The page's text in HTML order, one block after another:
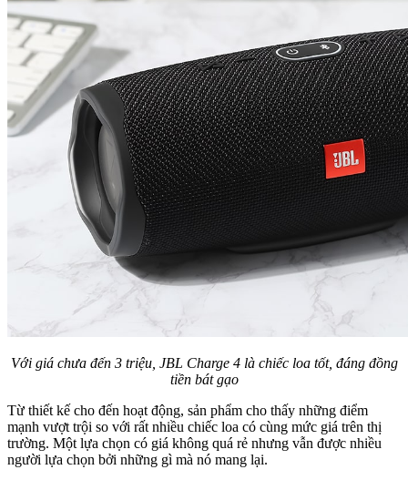
Với giá chưa đến 3 triệu, JBL Charge 4 là chiếc loa tốt, đáng đồng
tiền bát gạo
Từ thiết kế cho đến hoạt động, sản phẩm cho thấy những điểm
mạnh vượt trội so với rất nhiều chiếc loa có cùng mức giá trên thị
trường. Một lựa chọn có giá không quá rẻ nhưng vẫn được nhiều
người lựa chọn bởi những gì mà nó mang lại.